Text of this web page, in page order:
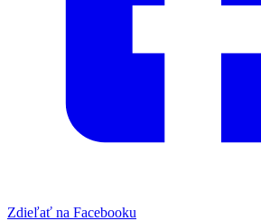
Zdieľať na Facebooku